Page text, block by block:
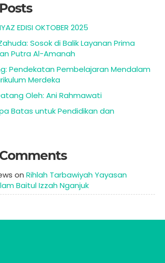
EDISI OKTOBER 2025
Sosok di Balik Layanan Prima
Putra Al-Amanah
Pendekatan Pembelajaran Mendalam
Merdeka
Oleh: Ani Rahmawati
Batas untuk Pendidikan dan
onRihlah Tarbawiyah Yayasan
Baitul Izzah Nganjuk